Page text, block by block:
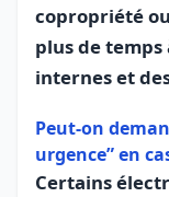
copropriété
plus de temps
internes et
Peut‑on
urgence” en
Certains